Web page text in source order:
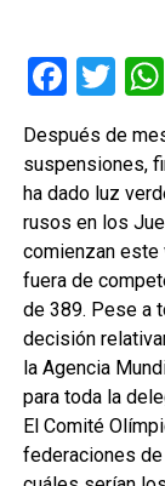
Después de
suspensiones,
ha dado luz
rusos en los
comienzan este
fuera de
de 389. Pese a
decisión
la Agencia
para toda la
El Comité
federaciones